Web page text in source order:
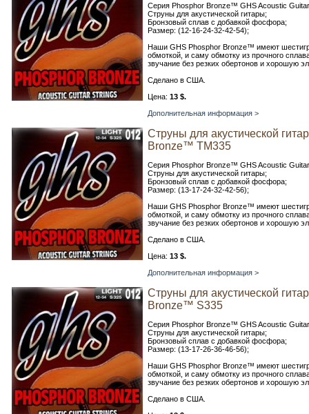
Серия Phosphor Bronze™ GHS Acoustic
Струны для акустической гитары;
Бронзовый сплав с добавкой фосфора;
Размер: (12-16-24-32-42-54);
Наши GHS Phosphor Bronze™ имеют
обмоткой, и саму обмотку из прочного
звучание без резких обертонов и хорошую
Сделано в США.
Цена: 13 $.
Дополнительная информация >
Струны для акустической
Bronze™ TM335
Серия Phosphor Bronze™ GHS Acoustic
Струны для акустической гитары;
Бронзовый сплав с добавкой фосфора;
Размер: (13-17-24-32-42-56);
Наши GHS Phosphor Bronze™ имеют
обмоткой, и саму обмотку из прочного
звучание без резких обертонов и хорошую
Сделано в США.
Цена: 13 $.
Дополнительная информация >
Струны для акустической
Bronze™ S335
Серия Phosphor Bronze™ GHS Acoustic
Струны для акустической гитары;
Бронзовый сплав с добавкой фосфора;
Размер: (13-17-26-36-46-56);
Наши GHS Phosphor Bronze™ имеют
обмоткой, и саму обмотку из прочного
звучание без резких обертонов и хорошую
Сделано в США.